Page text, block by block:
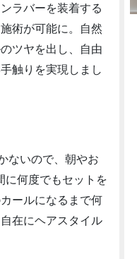
ラバーを装着する
術が可能に。自然
ツヤを出し、自由
触りを実現しまし
ないので、朝やお
に何度でもセットを
ールになるまで何
在にヘアスタイル